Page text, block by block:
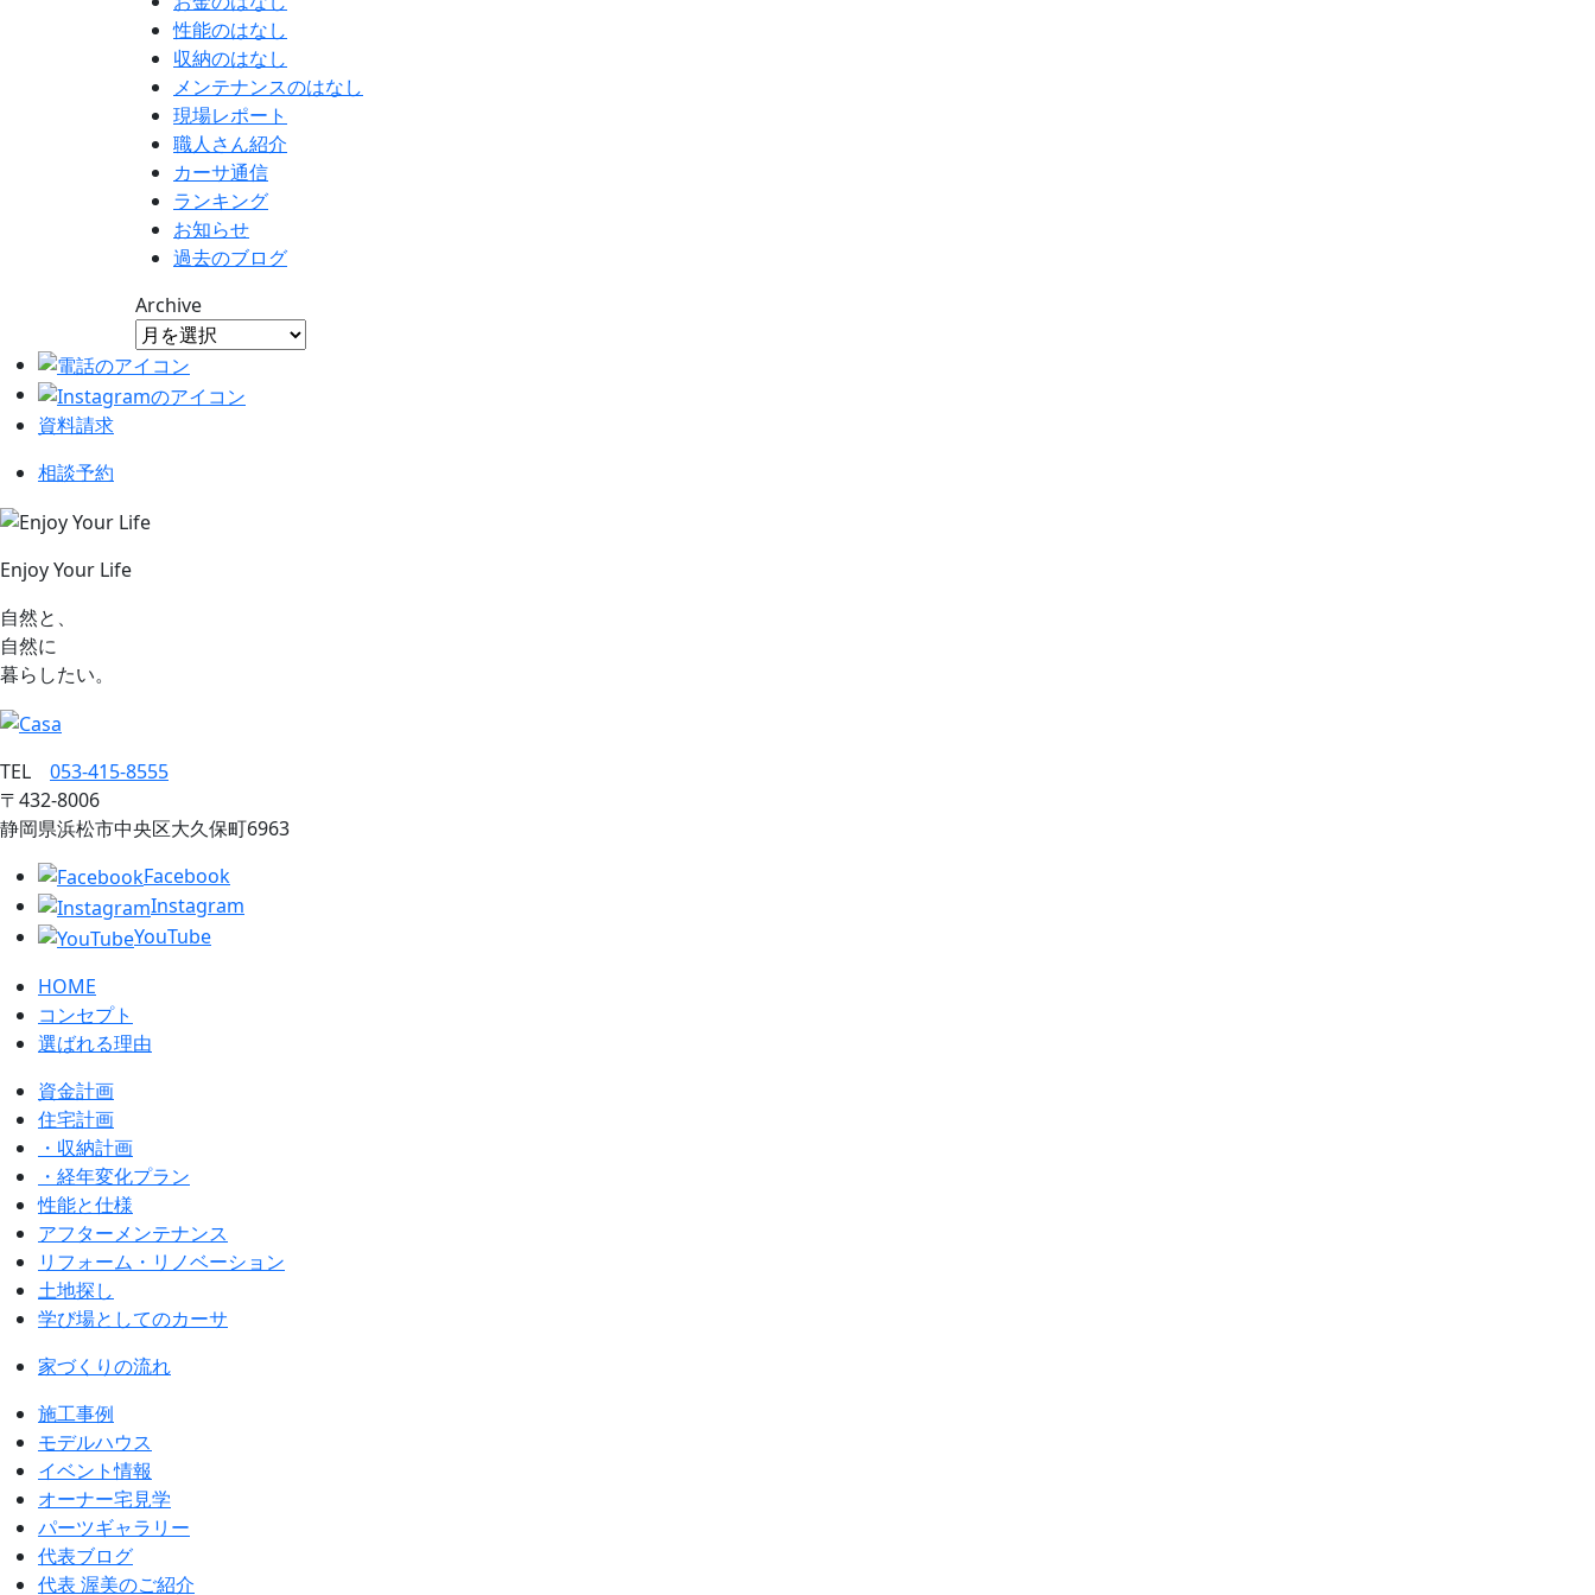
性能のはなし
収納のはなし
メンテナンスのはなし
現場レポート
職人さん紹介
カーサ通信
ランキング
お知らせ
過去のブログ
Archive
資料請求
相談予約
Enjoy Your Life
自然と、
自然に
暮らしたい。
TEL 053‐415‐8555
〒432‐8006
静岡県浜松市中央区大久保町6963
Facebook
Instagram
YouTube
HOME
コンセプト
選ばれる理由
資金計画
住宅計画
・収納計画
・経年変化プラン
性能と仕様
アフターメンテナンス
リフォーム・リノベーション
土地探し
学び場としてのカーサ
家づくりの流れ
施工事例
モデルハウス
イベント情報
オーナー宅見学
パーツギャラリー
代表ブログ
代表 渥美のご紹介